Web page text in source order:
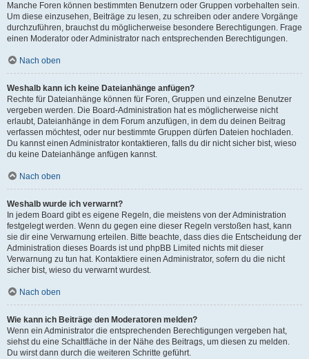
Manche Foren können bestimmten Benutzern oder Gruppen vorbehalten sein.
Um diese einzusehen, Beiträge zu lesen, zu schreiben oder andere Vorgänge
durchzuführen, brauchst du möglicherweise besondere Berechtigungen. Frage
einen Moderator oder Administrator nach entsprechenden Berechtigungen.
Nach oben
Weshalb kann ich keine Dateianhänge anfügen?
Rechte für Dateianhänge können für Foren, Gruppen und einzelne Benutzer
vergeben werden. Die Board-Administration hat es möglicherweise nicht
erlaubt, Dateianhänge in dem Forum anzufügen, in dem du deinen Beitrag
verfassen möchtest, oder nur bestimmte Gruppen dürfen Dateien hochladen.
Du kannst einen Administrator kontaktieren, falls du dir nicht sicher bist, wieso
du keine Dateianhänge anfügen kannst.
Nach oben
Weshalb wurde ich verwarnt?
In jedem Board gibt es eigene Regeln, die meistens von der Administration
festgelegt werden. Wenn du gegen eine dieser Regeln verstoßen hast, kann
sie dir eine Verwarnung erteilen. Bitte beachte, dass dies die Entscheidung der
Administration dieses Boards ist und phpBB Limited nichts mit dieser
Verwarnung zu tun hat. Kontaktiere einen Administrator, sofern du die nicht
sicher bist, wieso du verwarnt wurdest.
Nach oben
Wie kann ich Beiträge den Moderatoren melden?
Wenn ein Administrator die entsprechenden Berechtigungen vergeben hat,
siehst du eine Schaltfläche in der Nähe des Beitrags, um diesen zu melden.
Du wirst dann durch die weiteren Schritte geführt.